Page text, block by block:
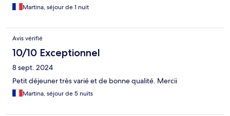
Martina, séjour de 1 nuit
Avis vérifié
10/10 Exceptionnel
8 sept. 2024
Petit déjeuner très varié et de bonne qualité. Mercii
Martina, séjour de 5 nuits